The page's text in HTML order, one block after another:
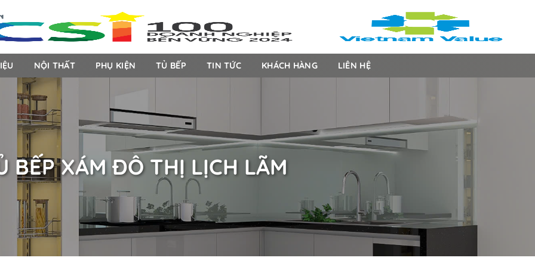
NỘI THẤT PHỤ KIỆN TỦ BẾP TIN TỨC KHÁCH HÀNG LIÊN HỆ
BẾP XÁM ĐÔ THỊ LỊCH LÃM